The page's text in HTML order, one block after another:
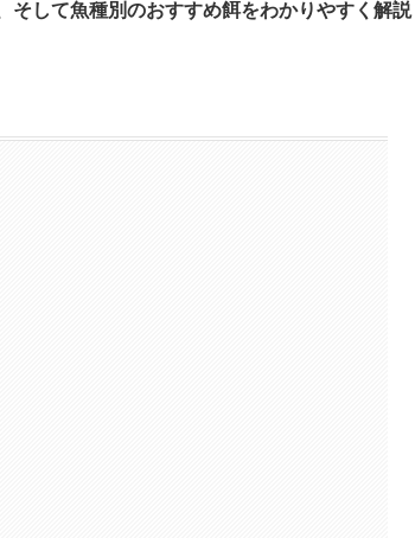
そして魚種別のおすすめ餌をわかりやすく解説